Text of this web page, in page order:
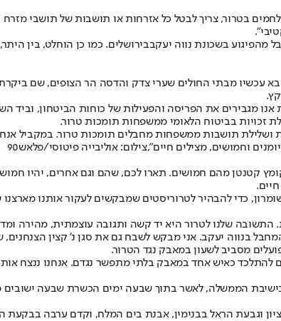
בטרור, צריך לבטל כל אזרחות או תושבות של תושבי מזרח
מהפיגוע בשכונת נווה יעקבבירושלים. כמו כן הוחלט, בין
מבתי החולים שערי צדק והדסה הר הצופים, שם
מגבירים את הפריסה והפעילות של כוחות הביטחון, וביד
זכויות בביטוח הלאומי ממשפחות תומכות טרור.
ושלילת תושבות ממשפחות מחבלים תומכות טרור. במקביל
וחמושים, מצילים חיים",צילום: אוליבייה פיטוסי/פלאש90
ברחבי הארץ, רק קומץ קטנטן מהם חמושים. תארו לכם, שהם וגם
כדי להבהיר לטרוריסטים שמבקשים לעקור אותנו
שלנו לטרור היא יד קשה ותגובה עוצמתית, מהירה
בנווה יעקב. אני מבקש לשבח גם את סגן נ' קצין
מסביב לשעון במאבק נגד הטרור.
להתלכד כאיש אחד במאבק בלתי מתפשר נגדם. אנחנו ננצח
בישיבת הממשלה, לאשר בתוך שבעה ימים הכשרת שבעה
וגבעת הראל בבנימין, אבנת בים המלח, וקדם ערבה בבקעת